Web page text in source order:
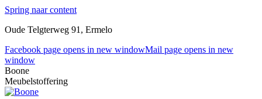
Spring naar content
Oude Telgterweg 91, Ermelo
Facebook page opens in new windowMail page opens in new
window
Boone
Meubelstoffering